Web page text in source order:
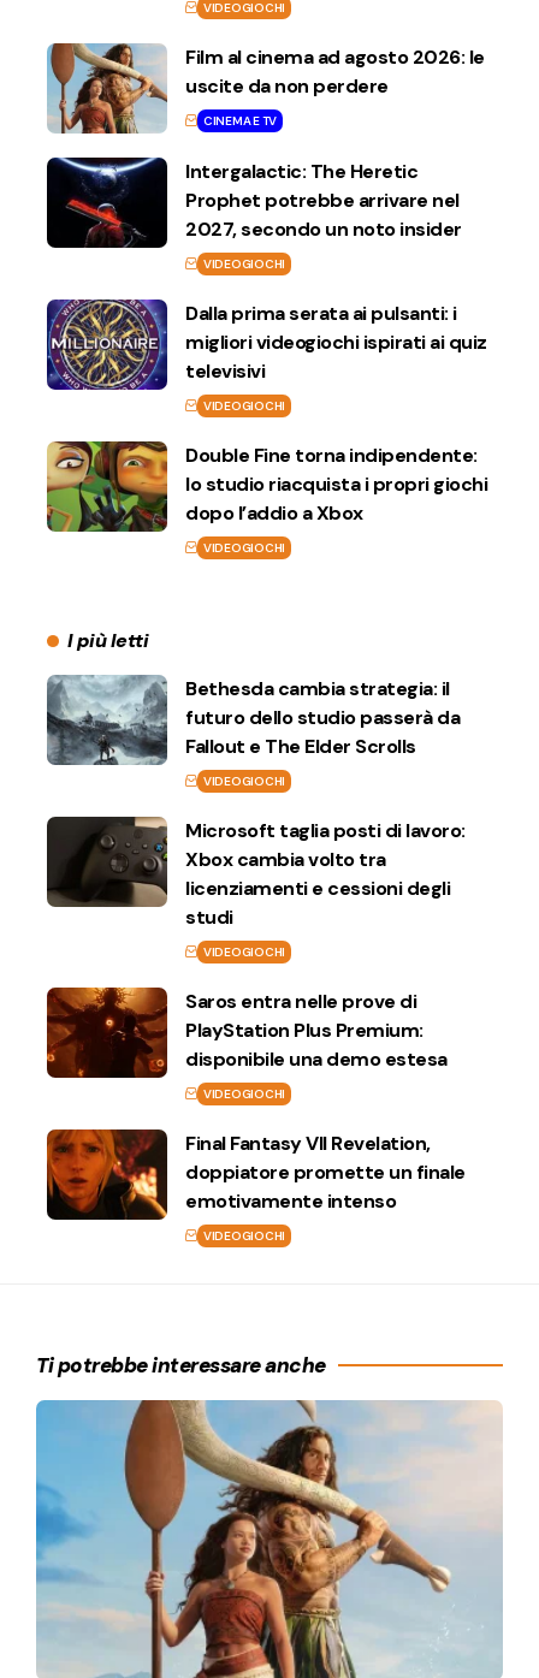
VIDEOGIOCHI
Film al cinema ad agosto 2026: le
uscite da non perdere
CINEMA E TV
Intergalactic: The Heretic
Prophet potrebbe arrivare nel
2027, secondo un noto insider
VIDEOGIOCHI
Dalla prima serata ai pulsanti: i
migliori videogiochi ispirati ai quiz
televisivi
VIDEOGIOCHI
Double Fine torna indipendente:
lo studio riacquista i propri giochi
dopo l’addio a Xbox
VIDEOGIOCHI
I più letti
Bethesda cambia strategia: il
futuro dello studio passerà da
Fallout e The Elder Scrolls
VIDEOGIOCHI
Microsoft taglia posti di lavoro:
Xbox cambia volto tra
licenziamenti e cessioni degli
studi
VIDEOGIOCHI
Saros entra nelle prove di
PlayStation Plus Premium:
disponibile una demo estesa
VIDEOGIOCHI
Final Fantasy VII Revelation,
doppiatore promette un finale
emotivamente intenso
VIDEOGIOCHI
Ti potrebbe interessare anche